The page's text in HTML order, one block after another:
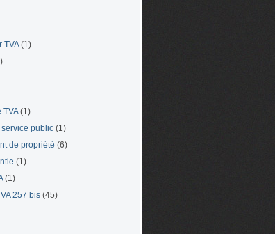
TVA(1)
TVA(1)
public (1)
de propriété (6)
(1)
(1)
257 bis (45)